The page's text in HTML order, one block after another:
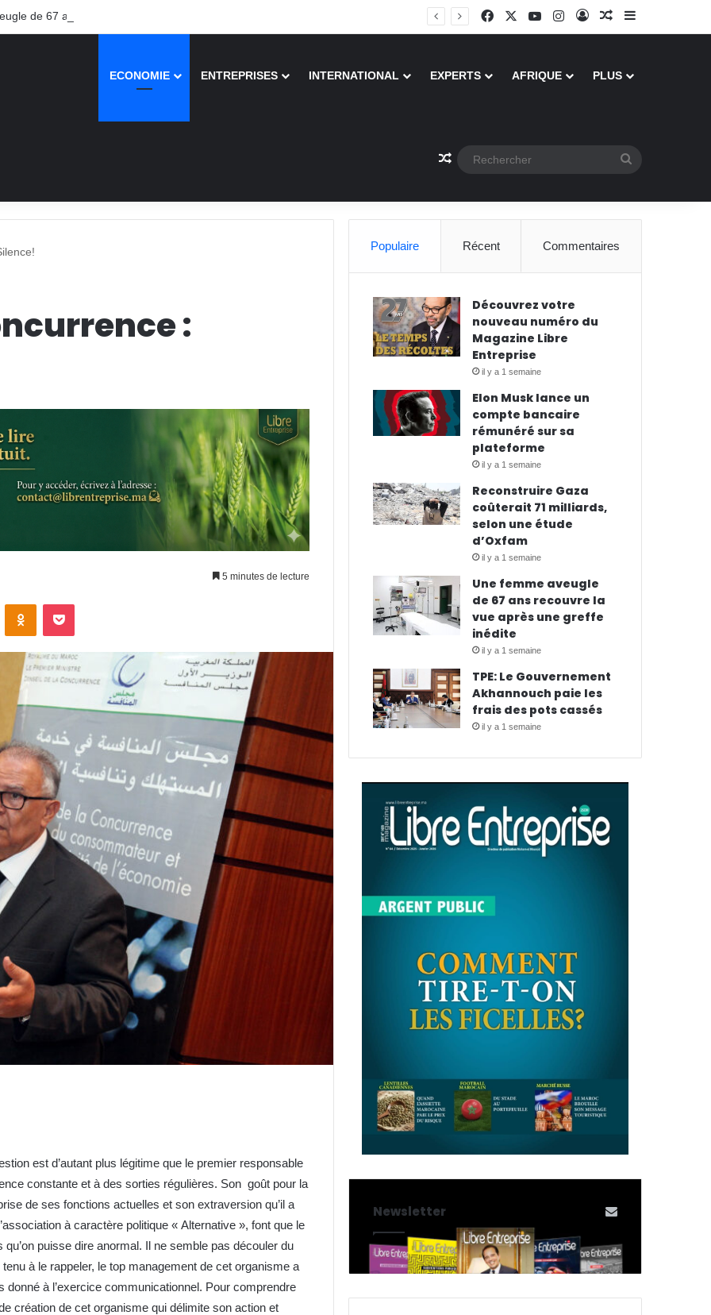
de 67 ans recouvre la vue après une greffe inédite Facebook YouTubeInstagramConnexionArticle Aléatoire
ECONOMIE ENTREPRISES INTERNATIONAL EXPERTS AFRIQUE PLUS
Article Aléatoire
:
5 minutes de lecture
est d’autant plus légitime que le premier responsable
constante et à des sorties régulières. Son goût pour la
de ses fonctions actuelles et son extraversion qu’il a
à caractère politique « Alternative », font que le
puisse dire anormal. Il ne semble pas découler du
à le rappeler, le top management de cet organisme a
donné à l’exercice communicationnel. Pour comprendre
création de cet organisme qui délimite son action et
Populaire Récent Commentaires
Découvrez votre
nouveau numéro du
Magazine Libre
Entreprise
il y a 1 semaine
Elon Musk lance un
compte bancaire
rémunéré sur sa
plateforme
il y a 1 semaine
Reconstruire Gaza
coûterait 71 milliards,
selon une étude
d’Oxfam
il y a 1 semaine
Une femme aveugle
de 67 ans recouvre la
vue après une greffe
inédite
il y a 1 semaine
TPE: Le Gouvernement
Akhannouch paie les
frais des pots cassés
il y a 1 semaine
Newsletter